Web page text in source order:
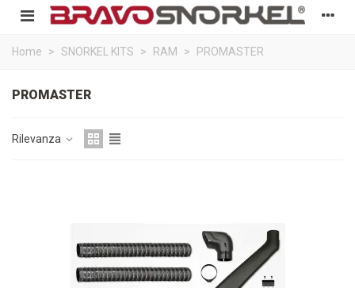
Home > SNORKEL KITS > RAM > PROMASTER
PROMASTER
Rilevanza